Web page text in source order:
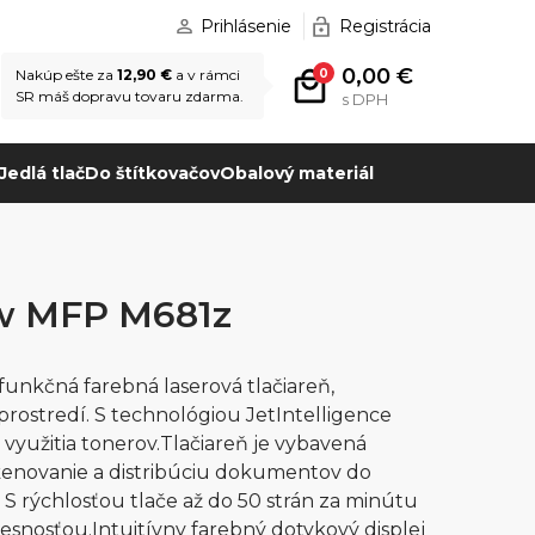
Prihlásenie Registrácia
0 0,00 €
s DPH
Nakúp ešte za 12,90 € a v rámci
SR máš dopravu tovaru zdarma.
tlačDo štítkovačovObalový materiál
MFP M681z
farebná laserová tlačiareň,
S technológiou JetIntelligence
tonerov.Tlačiareň je vybavená
a distribúciu dokumentov do
rýchlosťou tlače až do 50 strán za minútu
farebný dotykový displej